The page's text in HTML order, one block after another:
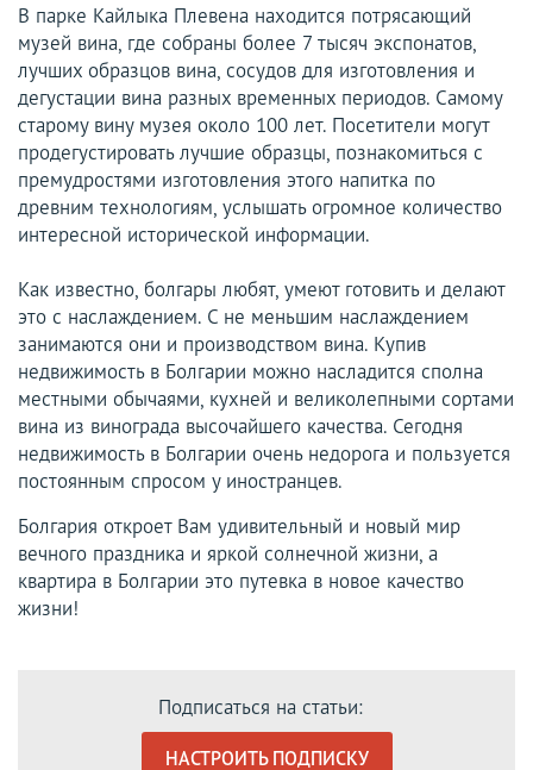
В парке Кайлыка Плевена находится потрясающий
музей вина, где собраны более 7 тысяч экспонатов,
лучших образцов вина, сосудов для изготовления и
дегустации вина разных временных периодов. Самому
старому вину музея около 100 лет. Посетители могут
продегустировать лучшие образцы, познакомиться с
премудростями изготовления этого напитка по
древним технологиям, услышать огромное количество
интересной исторической информации.
Как известно, болгары любят, умеют готовить и делают
это с наслаждением. С не меньшим наслаждением
занимаются они и производством вина. Купив
недвижимость в Болгарии можно насладится сполна
местными обычаями, кухней и великолепными сортами
вина из винограда высочайшего качества. Сегодня
недвижимость в Болгарии очень недорога и пользуется
постоянным спросом у иностранцев.
Болгария откроет Вам удивительный и новый мир
вечного праздника и яркой солнечной жизни, а
квартира в Болгарии это путевка в новое качество
жизни!
Подписаться на статьи:
НАСТРОИТЬ ПОДПИСКУ